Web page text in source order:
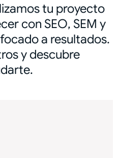
tu proyecto
con SEO, SEM y
a resultados.
y descubre